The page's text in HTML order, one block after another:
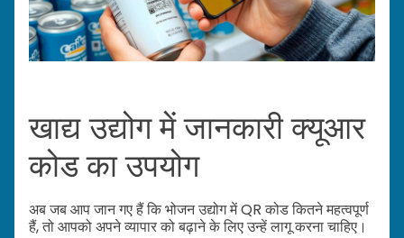
खाद्य उद्योग में जानकारी क्यूआर
कोड का उपयोग
अब जब आप जान गए हैं कि भोजन उद्योग में QR कोड कितने महत्वपूर्ण
हैं, तो आपको अपने व्यापार को बढ़ाने के लिए उन्हें लागू करना चाहिए।